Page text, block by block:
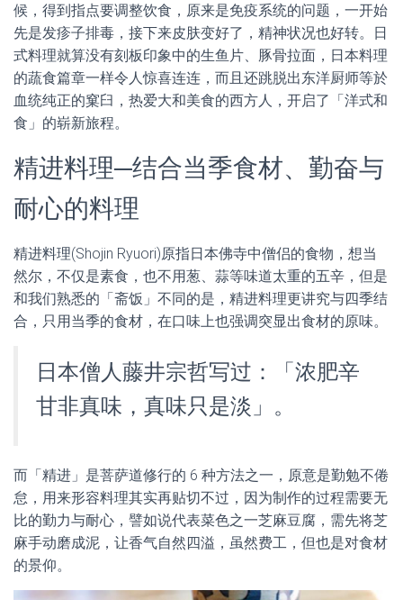
候，得到指点要调整饮食，原来是免疫系统的问题，一开始
先是发疹子排毒，接下来皮肤变好了，精神状况也好转。日
式料理就算没有刻板印象中的生鱼片、豚骨拉面，日本料理
的蔬食篇章一样令人惊喜连连，而且还跳脱出东洋厨师等於
血统纯正的窠臼，热爱大和美食的西方人，开启了「洋式和
食」的崭新旅程。
精进料理─结合当季食材、勤奋与
耐心的料理
精进料理(Shojin Ryuori)原指日本佛寺中僧侣的食物，想当
然尔，不仅是素食，也不用葱、蒜等味道太重的五辛，但是
和我们熟悉的「斋饭」不同的是，精进料理更讲究与四季结
合，只用当季的食材，在口味上也强调突显出食材的原味。
日本僧人藤井宗哲写过：「浓肥辛
甘非真味，真味只是淡」。
而「精进」是菩萨道修行的 6 种方法之一，原意是勤勉不倦
怠，用来形容料理其实再贴切不过，因为制作的过程需要无
比的勤力与耐心，譬如说代表菜色之一芝麻豆腐，需先将芝
麻手动磨成泥，让香气自然四溢，虽然费工，但也是对食材
的景仰。